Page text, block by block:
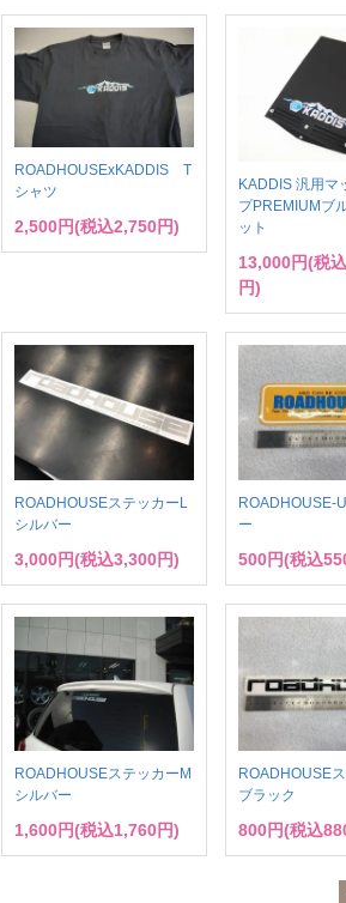
ROADHOUSExKADDIS T
シャツ
2,500円(税込2,750円)
KADDIS 汎用マ
プPREMIUMブ
ット
13,000円(税
円)
ROADHOUSEステッカーL
シルバー
3,000円(税込3,300円)
ROADHOUSE-
ー
500円(税込
ROADHOUSEステッカーM
シルバー
1,600円(税込1,760円)
ROADHOUSE
ブラック
800円(税込